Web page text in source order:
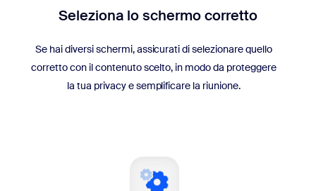
Seleziona lo schermo corretto
Se hai diversi schermi, assicurati di selezionare quello
corretto con il contenuto scelto, in modo da proteggere
la tua privacy e semplificare la riunione.